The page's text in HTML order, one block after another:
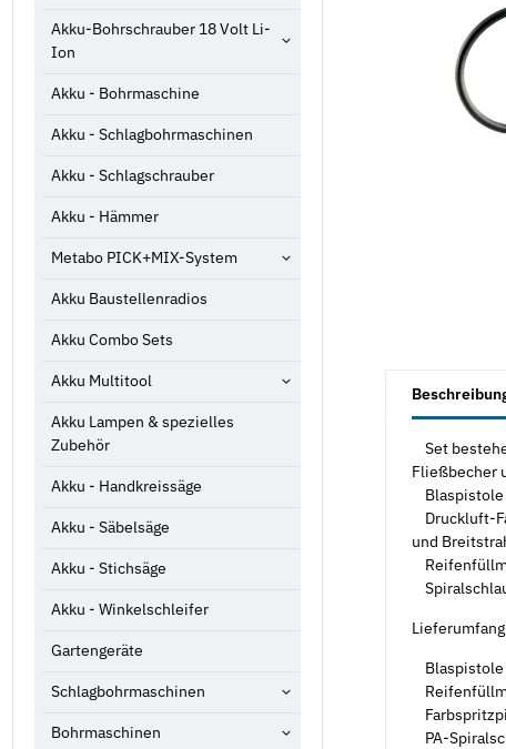
Set
Fließbecher
Blaspistole
Druckluft-
und
Lieferumfang
Blaspistole
PA-
Akku-Bohrschrauber 18 Volt Li-
Ion
Akku - Bohrmaschine
Akku - Schlagbohrmaschinen
Akku - Schlagschrauber
Akku - Hämmer
Metabo PICK+MIX-System
Akku Baustellenradios
Akku Combo Sets
Akku Multitool
Akku Lampen & spezielles
Zubehör
Akku - Handkreissäge
Akku - Säbelsäge
Akku - Stichsäge
Akku - Winkelschleifer
Gartengeräte
Schlagbohrmaschinen
Bohrmaschinen